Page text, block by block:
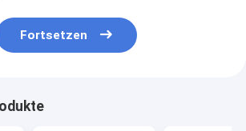
Fortsetzen